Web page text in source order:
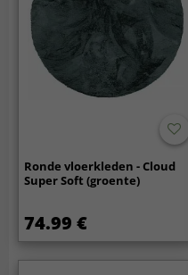
Ronde vloerkleden - Cloud
Super Soft (groente)
74.99 €